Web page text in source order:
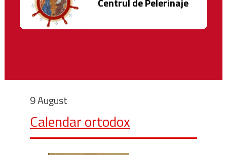
9 August
Calendar ortodox